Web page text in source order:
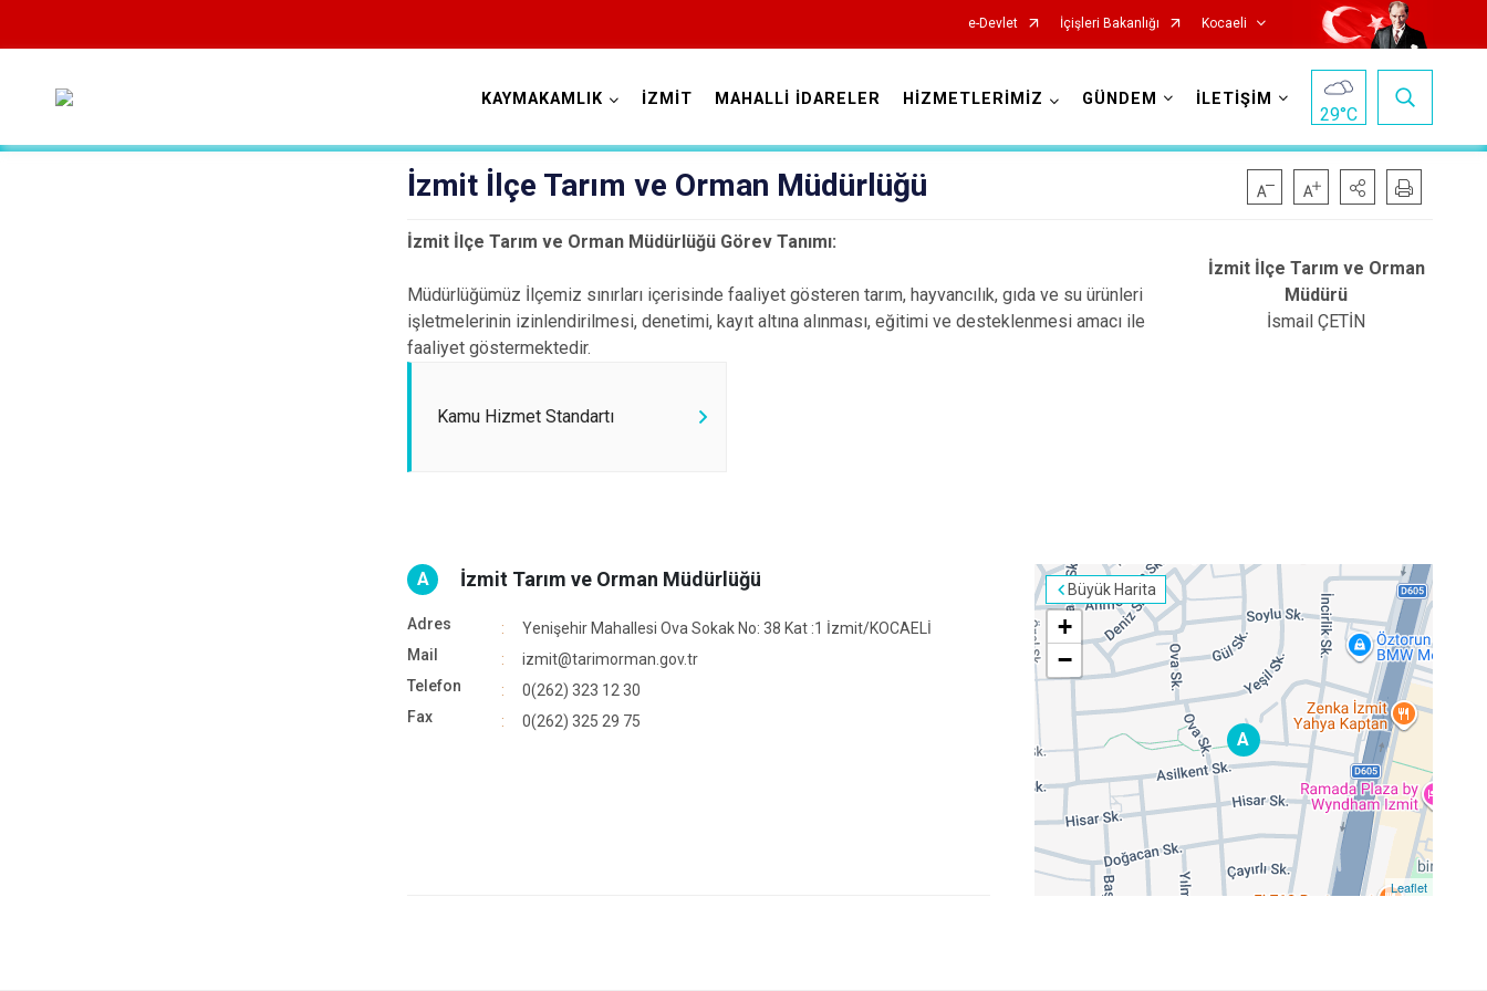
e-Devlet İçişleri Bakanlığı Kocaeli
KAYMAKAMLIK İZMİT MAHALLİ İDARELER HİZMETLERİMİZ GÜNDEM İLETİŞİM
29°C
İzmit İlçe Tarım ve Orman Müdürlüğü
İzmit İlçe Tarım ve Orman Müdürlüğü Görev Tanımı:
Müdürlüğümüz İlçemiz sınırları içerisinde faaliyet gösteren tarım, hayvancılık, gıda ve su ürünleri
işletmelerinin izinlendirilmesi, denetimi, kayıt altına alınması, eğitimi ve desteklenmesi amacı ile
faaliyet göstermektedir.
İzmit İlçe Tarım ve Orman
Müdürü
İsmail ÇETİN
Kamu Hizmet Standartı
Büyük Harita
A
+
−
Leaflet
A İzmit Tarım ve Orman Müdürlüğü
Adres
Yenişehir Mahallesi Ova Sokak No: 38 Kat :1 İzmit/KOCAELİ
Mail
izmit@tarimorman.gov.tr
Telefon
0(262) 323 12 30
Fax
0(262) 325 29 75